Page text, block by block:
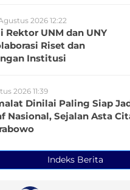
2026 12:22
Rektor UNM dan UNY
Riset dan
Institusi
2026 11:39
Dinilai Paling Siap
Nasional, Sejalan Asta
Indeks Berita